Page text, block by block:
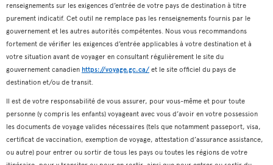
renseignements sur les exigences d’entrée de votre pays de destination à titre
purement indicatif. Cet outil ne remplace pas les renseignements fournis par le
gouvernement et les autres autorités compétentes. Nous vous recommandons
fortement de vérifier les exigences d’entrée applicables à votre destination et à
votre situation avant de voyager en consultant régulièrement le site du
gouvernement canadien https://voyage.gc.ca/ et le site officiel du pays de
destination et/ou de transit.
Il est de votre responsabilité de vous assurer, pour vous-même et pour toute
personne (y compris les enfants) voyageant avec vous d’avoir en votre possession
les documents de voyage valides nécessaires (tels que notamment passeport, visa,
certificat de vaccination, exemption de voyage, attestation d’assurance assistance,
ou autre) pour entrer ou sortir de tous les pays ou toutes les régions de votre